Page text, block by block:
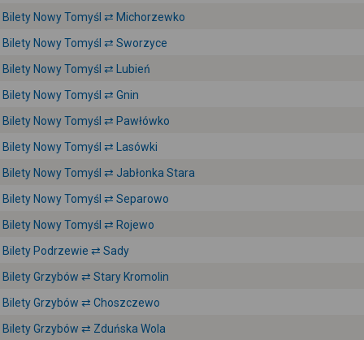
Bilety Nowy Tomyśl ⇄ Michorzewko
Bilety Nowy Tomyśl ⇄ Sworzyce
Bilety Nowy Tomyśl ⇄ Lubień
Bilety Nowy Tomyśl ⇄ Gnin
Bilety Nowy Tomyśl ⇄ Pawłówko
Bilety Nowy Tomyśl ⇄ Lasówki
Bilety Nowy Tomyśl ⇄ Jabłonka Stara
Bilety Nowy Tomyśl ⇄ Separowo
Bilety Nowy Tomyśl ⇄ Rojewo
Bilety Podrzewie ⇄ Sady
Bilety Grzybów ⇄ Stary Kromolin
Bilety Grzybów ⇄ Choszczewo
Bilety Grzybów ⇄ Zduńska Wola